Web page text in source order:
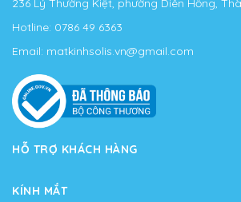
236 Lý Thường Kiệt, phường Diên Hồng,
Hotline: 0786 49 6363
Email: matkinhsolis.vn@gmail.com
HỖ TRỢ KHÁCH HÀNG
KÍNH MẮT